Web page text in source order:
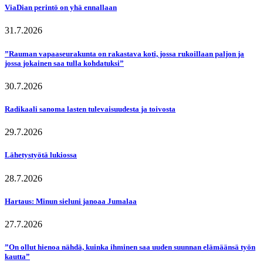
ViaDian perintö on yhä ennallaan
31.7.2026
”Rauman vapaaseurakunta on rakastava koti, jossa rukoillaan paljon ja
jossa jokainen saa tulla kohdatuksi”
30.7.2026
Radikaali sanoma lasten tulevaisuudesta ja toivosta
29.7.2026
Lähetystyötä lukiossa
28.7.2026
Hartaus: Minun sieluni janoaa Jumalaa
27.7.2026
”On ollut hienoa nähdä, kuinka ihminen saa uuden suunnan elämäänsä työn
kautta”